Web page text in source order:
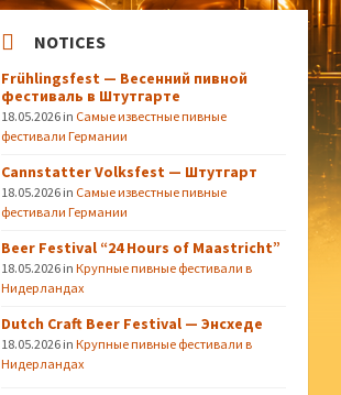
NOTICES
Frühlingsfest — Весенний пивной
фестиваль в Штутгарте
18.05.2026 in Самые известные пивные
фестивали Германии
Cannstatter Volksfest — Штутгарт
18.05.2026 in Самые известные пивные
фестивали Германии
Beer Festival “24 Hours of Maastricht”
18.05.2026 inКрупные пивные фестивали в
Нидерландах
Dutch Craft Beer Festival — Энсхеде
18.05.2026 inКрупные пивные фестивали в
Нидерландах